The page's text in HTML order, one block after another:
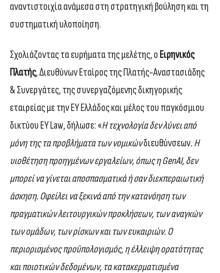
αναντιστοιχία ανάμεσα στη στρατηγική βούληση και τη
συστηματική υλοποίηση.
Σχολιάζοντας τα ευρήματα της μελέτης, ο Ειρηνικός
Πλατής, Διευθύνων Εταίρος της Πλατής-Αναστασιάδης
& Συνεργάτες, της συνεργαζόμενης δικηγορικής
εταιρείας με την EY Ελλάδος και μέλος του παγκόσμιου
δικτύου EY Law, δήλωσε: «Η τεχνολογία δεν λύνει από
μόνη της τα προβλήματα των νομικώνδιευθύνσεων. Η
υιοθέτηση προηγμένων εργαλείων, όπως η GenAI, δεν
μπορεί να γίνεται αποσπασματικά ή σαν διεκπεραιωτική
άσκηση. Οφείλει να ξεκινά από την κατανόηση των
πραγματικών λειτουργικών προκλήσεων, των αναγκών
των ομάδων, των ρίσκων και των ευκαιριών. Ο
περιορισμένος προϋπολογισμός, η έλλειψη ορατότητας
και ποιοτικών δεδομένων, τα κατακερματισμένα